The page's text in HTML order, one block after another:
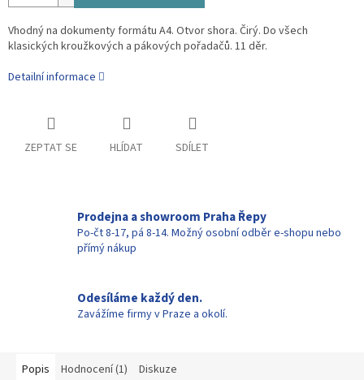
Vhodný na dokumenty formátu A4. Otvor shora. Čirý. Do všech
klasických kroužkových a pákových pořadačů. 11 děr.
Detailní informace
ZEPTAT SE HLÍDAT SDÍLET
Prodejna a showroom Praha Řepy
Po-čt 8-17, pá 8-14. Možný osobní odběr e-shopu nebo
přímý nákup
Odesíláme každý den.
Zavážíme firmy v Praze a okolí.
Popis Hodnocení (1) Diskuze